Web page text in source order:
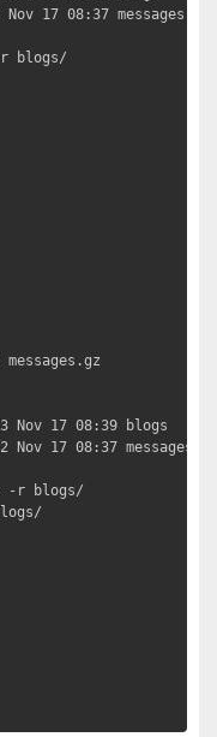
17 08:37 messages.gz
#
Nov 17 08:39 blogs
17 08:37 messages
blogs/